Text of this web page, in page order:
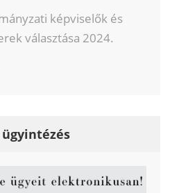
képviselők és
választása 2024.